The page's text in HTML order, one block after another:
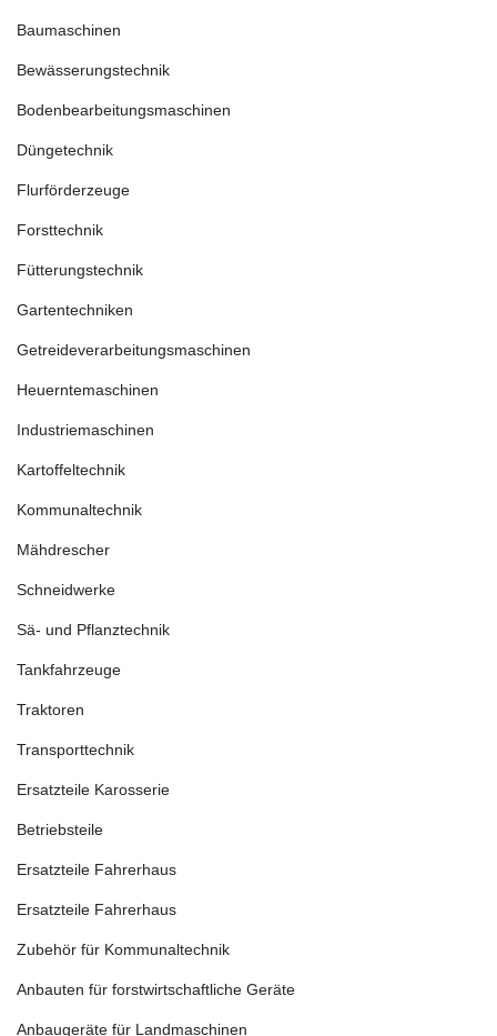
Baumaschinen
Bewässerungstechnik
Bodenbearbeitungsmaschinen
Düngetechnik
Flurförderzeuge
Forsttechnik
Fütterungstechnik
Gartentechniken
Getreideverarbeitungsmaschinen
Heuerntemaschinen
Industriemaschinen
Kartoffeltechnik
Kommunaltechnik
Mähdrescher
Schneidwerke
Sä- und Pflanztechnik
Tankfahrzeuge
Traktoren
Transporttechnik
Ersatzteile Karosserie
Betriebsteile
Ersatzteile Fahrerhaus
Ersatzteile Fahrerhaus
Zubehör für Kommunaltechnik
Anbauten für forstwirtschaftliche Geräte
Anbaugeräte für Landmaschinen